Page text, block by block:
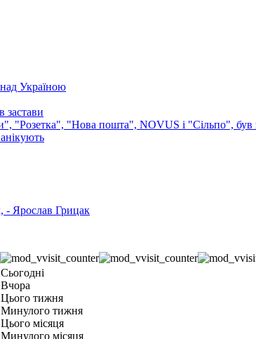
Україною
застави
"Розетка", "Нова пошта", NOVUS і "Сільпо", був
- Ярослав Грицак
Сьогодні
Вчора
Цього тижня
Минулого тижня
Цього місяця
Минулого місяця